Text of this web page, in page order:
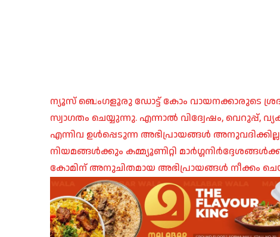
ന്യൂസ് ബെംഗളൂരു ഡോട്ട് കോം വായനക്കാരുടെ
സ്വാഗതം ചെയ്യുന്നു. എന്നാൽ വിദ്വേഷം, വെറുപ്പ്,
എന്നിവ ഉൾപ്പെടുന്ന അഭിപ്രായങ്ങൾ
നിയമങ്ങൾക്കും കമ്മ്യൂണിറ്റി
കോമിന് അനുചിതമായ അഭിപ്രായങ്ങൾ നീക്കം